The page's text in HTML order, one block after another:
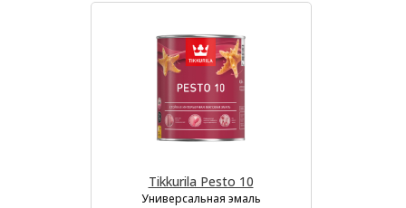
Tikkurila Pesto 10
Универсальная эмаль